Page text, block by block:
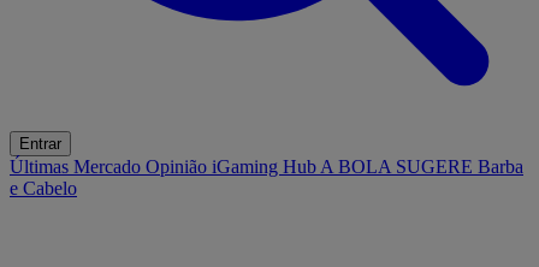
Entrar
Últimas Mercado Opinião iGaming Hub A BOLA SUGERE Barba
e Cabelo